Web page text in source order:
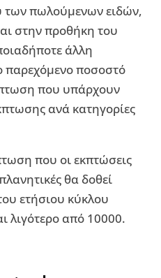
των πωλούμενων ειδών,
στην προθήκη του
άλλη
παρεχόμενο ποσοστό
που υπάρχουν
ανά κατηγορίες
που οι εκπτώσεις
θα δοθεί
ετήσιου κύκλου
λιγότερο από 10000.